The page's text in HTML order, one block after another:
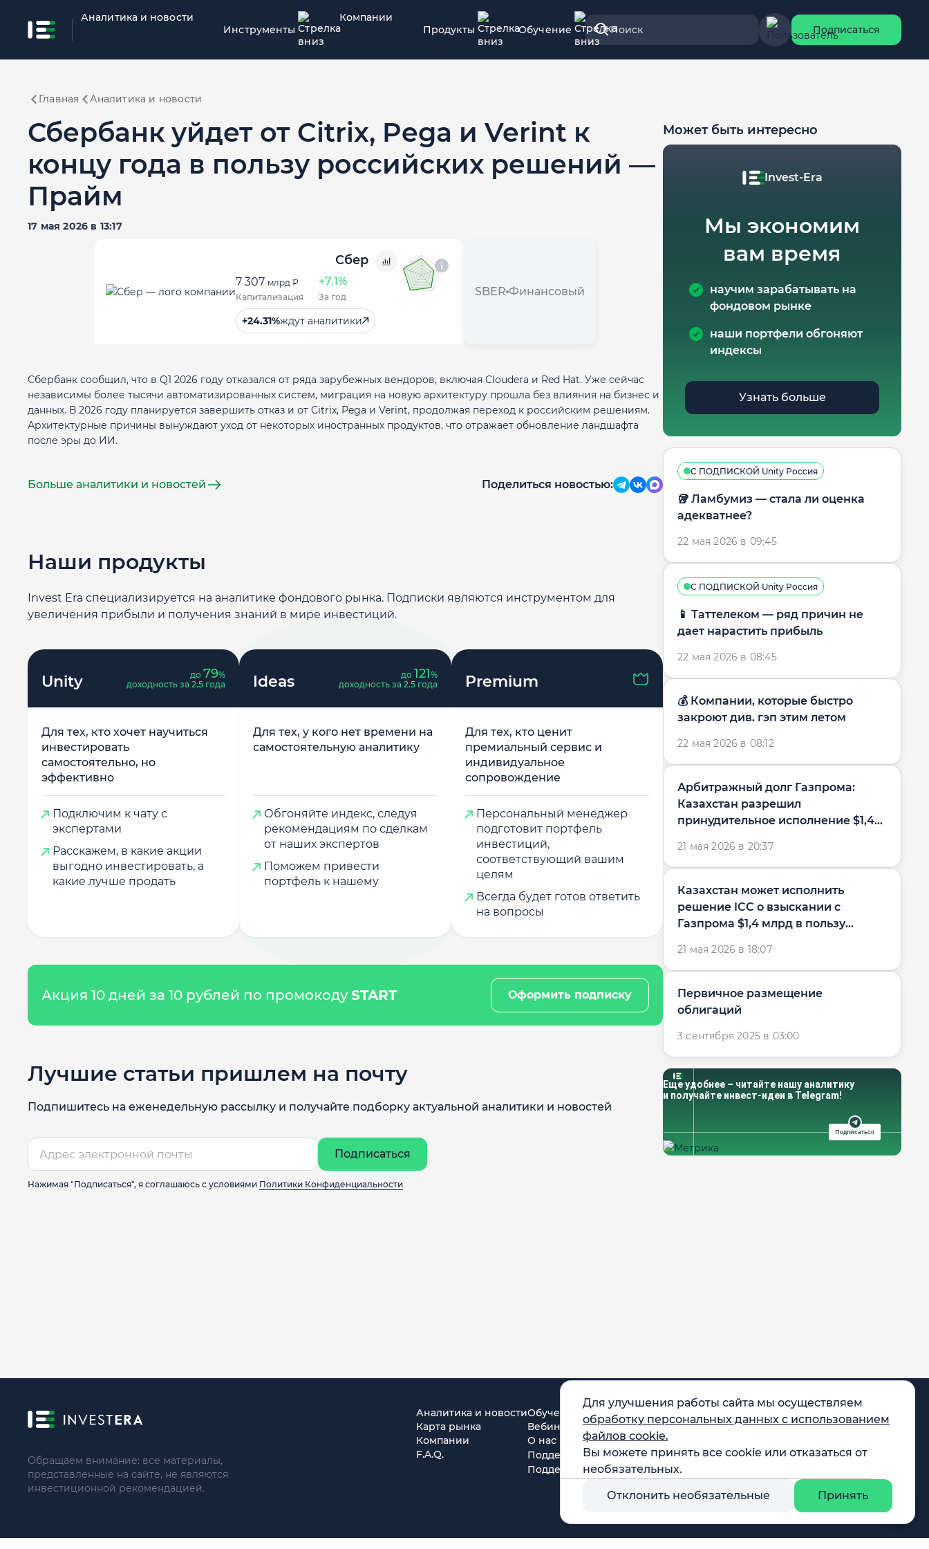
Аналитика и новости
Инструменты
Компании
Продукты
Обучение Поиск Подписаться
Для улучшения работы сайта мы осуществляем
обработку персональных данных с использованием
файлов cookie.
Вы можете принять все cookie или отказаться от
необязательных.
Отклонить необязательные
Принять
Главная Аналитика и новости
Сбербанк уйдет от Citrix, Pega и Verint к
концу года в пользу российских решений —
Прайм
17 мая 2026 в 13:17
Сбер
7 307 млрд ₽ +7.1%
Капитализация За год
+24.31%ждут аналитики
SBER Финансовый
Сбербанк сообщил, что в Q1 2026 году отказался от ряда зарубежных вендоров, включая Cloudera и Red Hat. Уже сейчас
независимы более тысячи автоматизированных систем, миграция на новую архитектуру прошла без влияния на бизнес и
данных. В 2026 году планируется завершить отказ и от Citrix, Pega и Verint, продолжая переход к российским решениям.
Архитектурные причины вынуждают уход от некоторых иностранных продуктов, что отражает обновление ландшафта
после эры до ИИ.
Больше аналитики и новостей Поделиться новостью:
Наши продукты
Invest Era специализируется на аналитике фондового рынка. Подписки являются инструментом для
увеличения прибыли и получения знаний в мире инвестиций.
Unity до79%
доходность за 2.5 года
Для тех, кто хочет научиться
инвестировать
самостоятельно, но
эффективно
Подключим к чату с
экспертами
Расскажем, в какие акции
выгодно инвестировать, а
какие лучше продать
Ideas до 121%
доходность за 2.5 года
Для тех, у кого нет времени на
самостоятельную аналитику
Обгоняйте индекс, следуя
рекомендациям по сделкам
от наших экспертов
Поможем привести
портфель к нашему
Premium
Для тех, кто ценит
премиальный сервис и
индивидуальное
сопровождение
Персональный менеджер
подготовит портфель
инвестиций,
соответствующий вашим
целям
Всегда будет готов ответить
на вопросы
Акция 10 дней за 10 рублей по промокодуSTART Оформить подписку
Лучшие статьи пришлем на почту
Подпишитесь на еженедельную рассылку и получайте подборку актуальной аналитики и новостей
Подписаться
Нажимая "Подписаться", я соглашаюсь с условиями Политики Конфиденциальности
Может быть интересно
Invest-Era
Мы экономим
вам время
научим зарабатывать на
фондовом рынке
наши портфели обгоняют
индексы
Узнать больше
С ПОДПИСКОЙ Unity Россия
🥡 Ламбумиз — стала ли оценка
адекватнее?
22 мая 2026 в 09:45
С ПОДПИСКОЙ Unity Россия
📱 Таттелеком — ряд причин не
дает нарастить прибыль
22 мая 2026 в 08:45
💰 Компании, которые быстро
закроют див. гэп этим летом
22 мая 2026 в 08:12
Арбитражный долг Газпрома:
Казахстан разрешил
принудительное исполнение $1,4
21 мая 2026 в 20:37
Казахстан может исполнить
решение ICC о взыскании с
Газпрома $1,4 млрд в пользу
21 мая 2026 в 18:07
Первичное размещение
облигаций
3 сентября 2025 в 03:00
Еще удобнее – читайте нашу аналитику
и получайте инвест-идеи в Telegram!
Подписаться
Обращаем внимание: все материалы,
представленные на сайте, не являются
инвестиционной рекомендацией.
Аналитика и новости
Карта рынка
Компании
F.A.Q.
Обучение
Вебинары
О нас
Поддержка в Telegram
Поддержка в MAX